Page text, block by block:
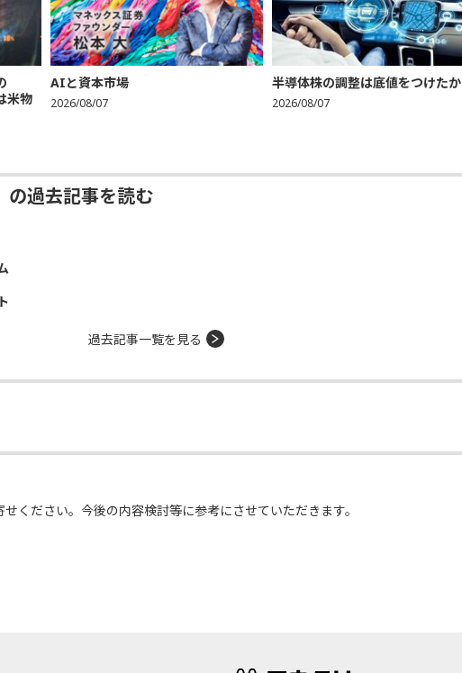
米物
AIと資本市場
2026/08/07
半導体株の調整は底値をつけたか
2026/08/07
の過去記事を読む
過去記事一覧を見る
ください。今後の内容検討等に参考にさせていただきます。